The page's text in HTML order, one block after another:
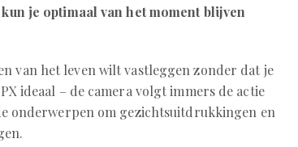
je optimaal van het moment blijven
van het leven wilt vastleggen zonder dat je
ideaal – de camera volgt immers de actie
onderwerpen om gezichtsuitdrukkingen en